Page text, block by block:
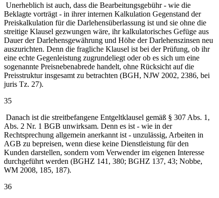
Unerheblich ist auch, dass die Bearbeitungsgebühr - wie die
Beklagte vorträgt - in ihrer internen Kalkulation Gegenstand der
Preiskalkulation für die Darlehensüberlassung ist und sie ohne die
streitige Klausel gezwungen wäre, ihr kalkulatorisches Gefüge aus
Dauer der Darlehensgewährung und Höhe der Darlehenszinsen neu
auszurichten. Denn die fragliche Klausel ist bei der Prüfung, ob ihr
eine echte Gegenleistung zugrundeliegt oder ob es sich um eine
sogenannte Preisnebenabrede handelt, ohne Rücksicht auf die
Preisstruktur insgesamt zu betrachten (BGH, NJW 2002, 2386, bei
juris Tz. 27).
35
Danach ist die streitbefangene Entgeltklausel gemäß § 307 Abs. 1,
Abs. 2 Nr. 1 BGB unwirksam. Denn es ist - wie in der
Rechtsprechung allgemein anerkannt ist - unzulässig, Arbeiten in
AGB zu bepreisen, wenn diese keine Dienstleistung für den
Kunden darstellen, sondern vom Verwender im eigenen Interesse
durchgeführt werden (BGHZ 141, 380; BGHZ 137, 43; Nobbe,
WM 2008, 185, 187).
36